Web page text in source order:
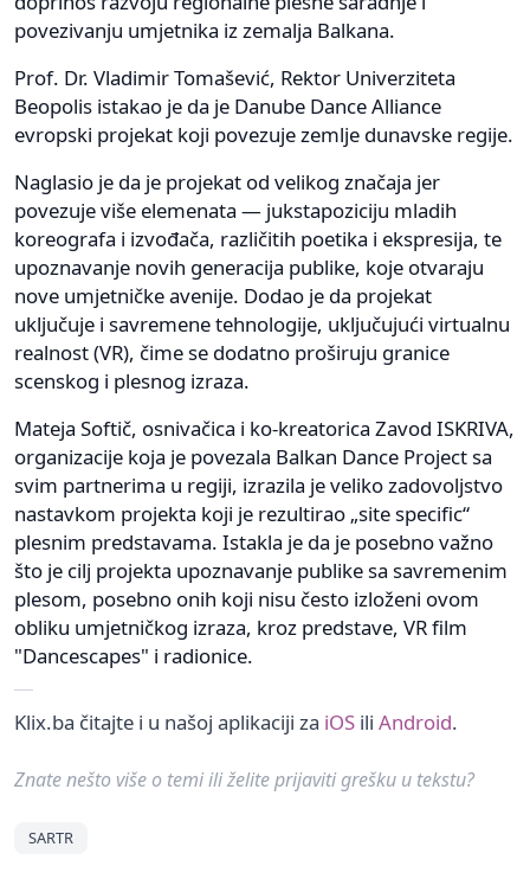
povezivanju umjetnika iz zemalja Balkana.
Prof. Dr. Vladimir Tomašević, Rektor Univerziteta
Beopolis istakao je da je Danube Dance Alliance
evropski projekat koji povezuje zemlje dunavske regije.
Naglasio je da je projekat od velikog značaja jer
povezuje više elemenata — jukstapoziciju mladih
koreografa i izvođača, različitih poetika i ekspresija, te
upoznavanje novih generacija publike, koje otvaraju
nove umjetničke avenije. Dodao je da projekat
uključuje i savremene tehnologije, uključujući virtualnu
realnost (VR), čime se dodatno proširuju granice
scenskog i plesnog izraza.
Mateja Softič, osnivačica i ko-kreatorica Zavod ISKRIVA,
organizacije koja je povezala Balkan Dance Project sa
svim partnerima u regiji, izrazila je veliko zadovoljstvo
nastavkom projekta koji je rezultirao „site specific“
plesnim predstavama. Istakla je da je posebno važno
što je cilj projekta upoznavanje publike sa savremenim
plesom, posebno onih koji nisu često izloženi ovom
obliku umjetničkog izraza, kroz predstave, VR film
"Dancescapes" i radionice.
Klix.ba čitajte i u našoj aplikaciji za iOS ili Android.
Znate nešto više o temi ili želite prijaviti grešku u tekstu?
SARTR